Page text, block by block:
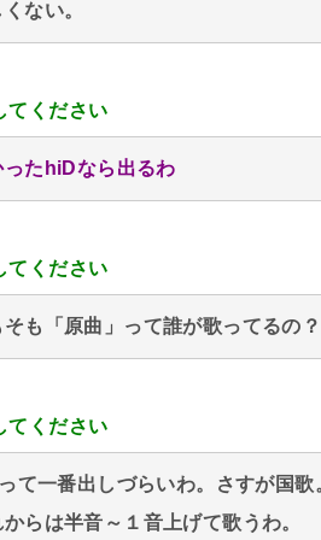
ない。
てください
ったhiDなら出るわ
てください
そも「原曲」って誰が歌ってるの？
てください
て一番出しづらいわ。さすが国歌
からは半音～１音上げて歌うわ。